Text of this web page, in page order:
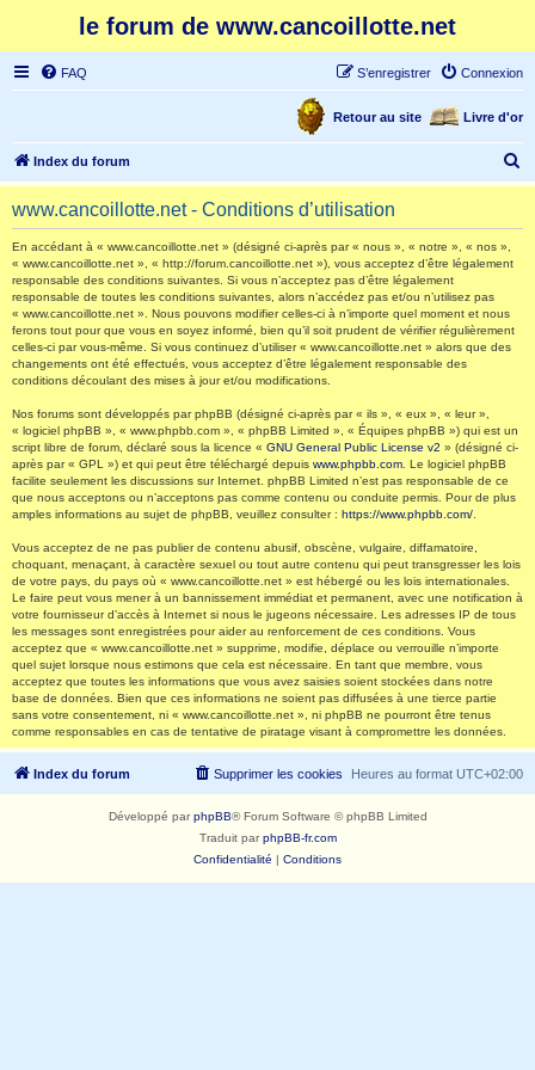
le forum de www.cancoillotte.net
FAQ Connexion
S’enregistrer
Livre d'or
Retour au site
Index du forum
e
www.cancoillotte.net - Conditions d’utilisation
En accédant à « www.cancoillotte.net » (désigné ci-après par « nous », « notre », « nos »,
« www.cancoillotte.net », « http://forum.cancoillotte.net »), vous acceptez d’être légalement
responsable des conditions suivantes. Si vous n’acceptez pas d’être légalement
responsable de toutes les conditions suivantes, alors n’accédez pas et/ou n’utilisez pas
« www.cancoillotte.net ». Nous pouvons modifier celles-ci à n’importe quel moment et nous
ferons tout pour que vous en soyez informé, bien qu’il soit prudent de vérifier régulièrement
celles-ci par vous-même. Si vous continuez d’utiliser « www.cancoillotte.net » alors que des
changements ont été effectués, vous acceptez d’être légalement responsable des
conditions découlant des mises à jour et/ou modifications.
Nos forums sont développés par phpBB (désigné ci-après par « ils », « eux », « leur »,
« logiciel phpBB », « www.phpbb.com », « phpBB Limited », « Équipes phpBB ») qui est un
script libre de forum, déclaré sous la licence « GNU General Public License v2 » (désigné ci-
après par « GPL ») et qui peut être téléchargé depuis www.phpbb.com . Le logiciel phpBB
facilite seulement les discussions sur Internet. phpBB Limited n’est pas responsable de ce
que nous acceptons ou n’acceptons pas comme contenu ou conduite permis. Pour de plus
amples informations au sujet de phpBB, veuillez consulter : https://www.phpbb.com/
Vous acceptez de ne pas publier de contenu abusif, obscène, vulgaire, diffamatoire,
choquant, menaçant, à caractère sexuel ou tout autre contenu qui peut transgresser les lois
de votre pays, du pays où « www.cancoillotte.net » est hébergé ou les lois internationales.
Le faire peut vous mener à un bannissement immédiat et permanent, avec une notification à
votre fournisseur d’accès à Internet si nous le jugeons nécessaire. Les adresses IP de tous
les messages sont enregistrées pour aider au renforcement de ces conditions. Vous
acceptez que « www.cancoillotte.net » supprime, modifie, déplace ou verrouille n’importe
quel sujet lorsque nous estimons que cela est nécessaire. En tant que membre, vous
acceptez que toutes les informations que vous avez saisies soient stockées dans notre
base de données. Bien que ces informations ne soient pas diffusées à une tierce partie
sans votre consentement, ni « www.cancoillotte.net », ni phpBB ne pourront être tenus
comme responsables en cas de tentative de piratage visant à compromettre les données.
Index du forum Heures au format UTC+02:00
Supprimer les cookies
Développé parphpBB® Forum Software © phpBB Limited
Traduit parphpBB-fr.com
Confidentialité | Conditions